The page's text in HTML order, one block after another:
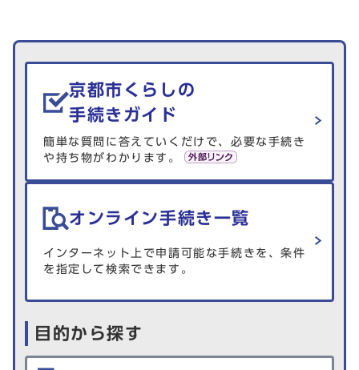
生活情報を探す
京都市くらしの
手続きガイド
簡単な質問に答えていくだけで、必要な手続き
や持ち物がわかります。
オンライン手続き一覧
インターネット上で申請可能な手続きを、条件
を指定して検索できます。
目的から探す